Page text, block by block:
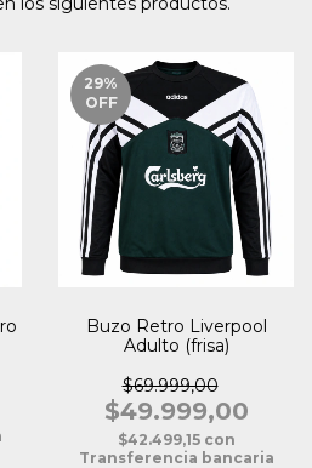
29%
OFF
Buzo Retro Liverpool
Adulto (frisa)
$69.999,00
$49.999,00
$42.499,15 con
Transferencia bancaria